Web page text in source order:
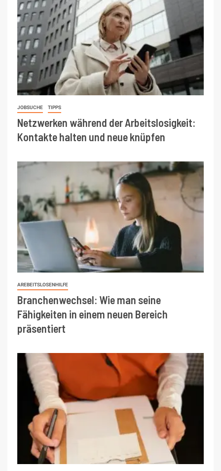
JOBSUCHE TIPPS
Netzwerken während der Arbeitslosigkeit:
Kontakte halten und neue knüpfen
AREBEITSLOSENHILFE
Branchenwechsel: Wie man seine
Fähigkeiten in einem neuen Bereich
präsentiert